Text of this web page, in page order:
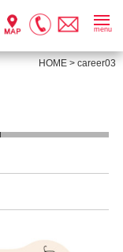
menu
HOME >career03